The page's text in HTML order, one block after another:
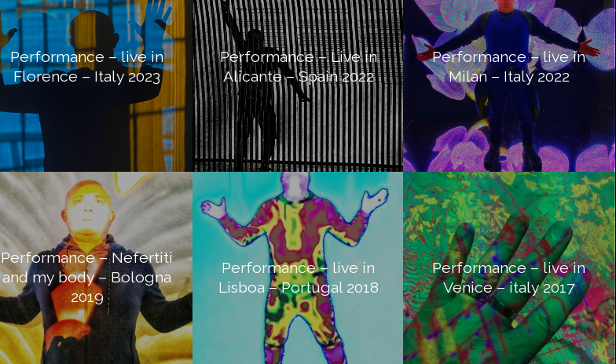
Performance – live in
Florence – Italy 2023
Performance – Live in
Alicante – Spain 2022
Performance – live in
Milan – Italy 2022
Performance – Nefertiti
and my body – Bologna
2019
Performance – live in
Lisboa – Portugal 2018
Performance – live in
Venice – italy 2017